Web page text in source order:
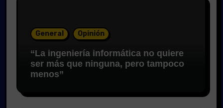
General Opinión
“La ingeniería informática no quiere
ser más que ninguna, pero tampoco
menos”